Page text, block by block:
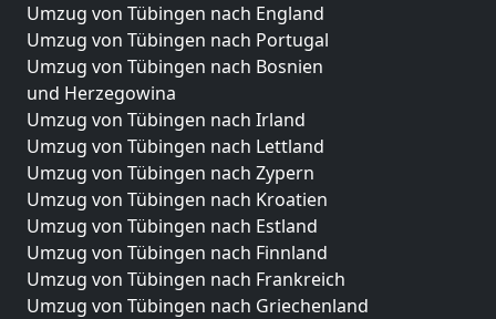
Umzug von Tübingen nach England
Umzug von Tübingen nach Portugal
Umzug von Tübingen nach Bosnien
und Herzegowina
Umzug von Tübingen nach Irland
Umzug von Tübingen nach Lettland
Umzug von Tübingen nach Zypern
Umzug von Tübingen nach Kroatien
Umzug von Tübingen nach Estland
Umzug von Tübingen nach Finnland
Umzug von Tübingen nach Frankreich
Umzug von Tübingen nach Griechenland